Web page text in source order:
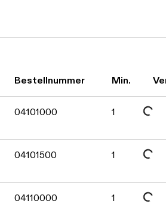
Bestellnummer Min.
04101000 1
Daten werden geladen. Bitte warten...
04101500 1
Daten werden geladen. Bitte warten...
04110000 1
Daten werden geladen. Bitte warten...
Daten werden geladen. Bitte warten...